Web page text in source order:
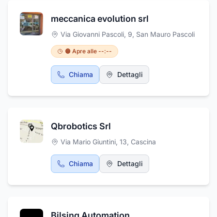
meccanica evolution srl
Via Giovanni Pascoli, 9, San Mauro Pascoli
🟠 Apre alle --:--
Chiama Dettagli
Qbrobotics Srl
Via Mario Giuntini, 13, Cascina
Chiama Dettagli